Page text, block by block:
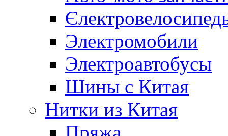
Электромобили
Электроавтобусы
Шины с Китая
Нитки из Китая